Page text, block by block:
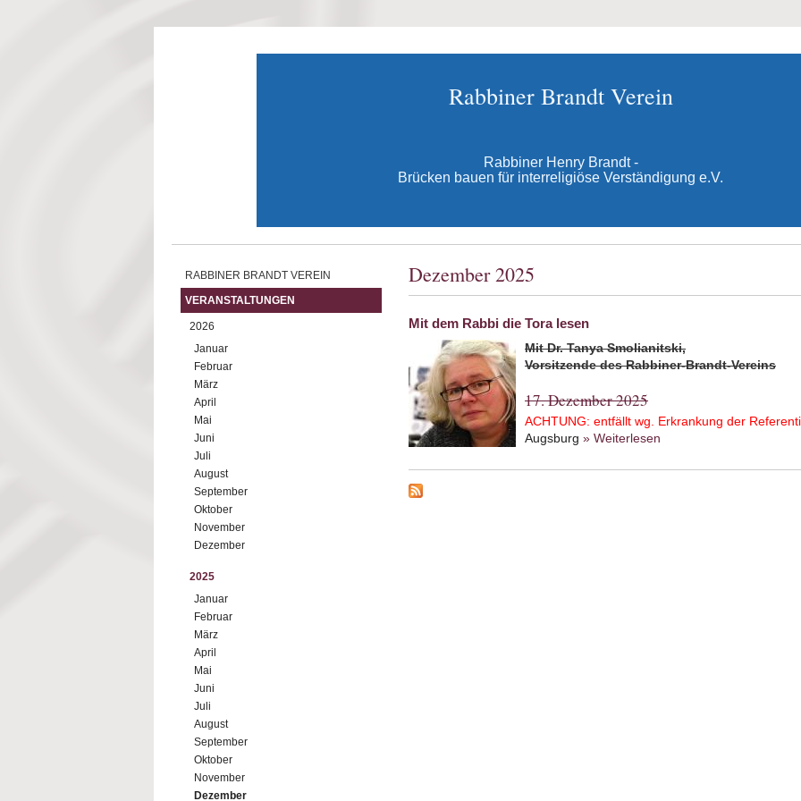
Rabbiner Brandt Verein
Rabbiner Henry Brandt -
Brücken bauen für interreligiöse Verständigung e.V.
RABBINER BRANDT VEREIN
VERANSTALTUNGEN
2026
Januar
Februar
März
April
Mai
Juni
Juli
August
September
Oktober
November
Dezember
2025
Januar
Februar
März
April
Mai
Juni
Juli
August
September
Oktober
November
Dezember
Dezember 2025
Mit dem Rabbi die Tora lesen
Mit Dr. Tanya Smolianitski,
Vorsitzende des Rabbiner-Brandt-Vereins
17. Dezember 2025
ACHTUNG: entfällt wg. Erkrankung der
Augsburg » Weiterlesen